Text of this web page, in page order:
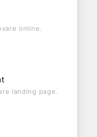
online.
landing page.